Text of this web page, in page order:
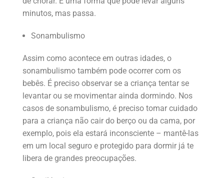
minutos, mas passa.
Sonambulismo
Assim como acontece em outras idades, o
sonambulismo também pode ocorrer com os
bebês. É preciso observar se a criança tentar se
levantar ou se movimentar ainda dormindo. Nos
casos de sonambulismo, é preciso tomar cuidado
para a criança não cair do berço ou da cama, por
exemplo, pois ela estará inconsciente – mantê-las
em um local seguro e protegido para dormir já te
libera de grandes preocupações.